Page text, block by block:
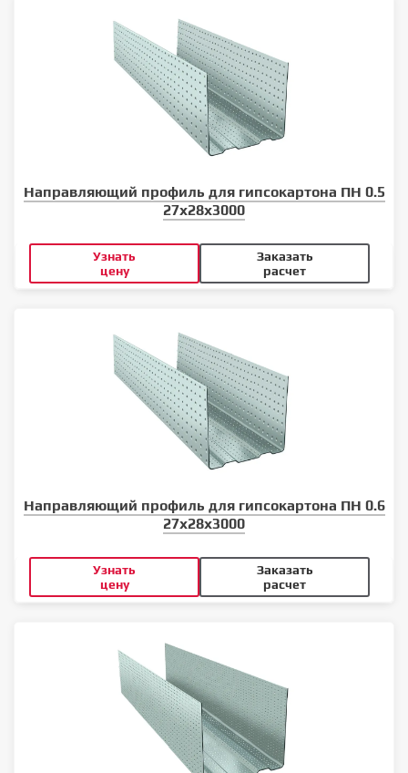
Направляющий профиль для гипсокартона ПН 0.5
27x28x3000
Узнать
цену
Заказать
расчет
Направляющий профиль для гипсокартона ПН 0.6
27x28x3000
Узнать
цену
Заказать
расчет